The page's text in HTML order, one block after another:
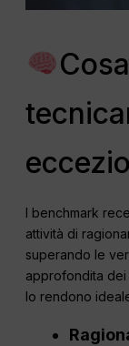
I benchmark
attività di
superando le
approfondita dei
lo rendono